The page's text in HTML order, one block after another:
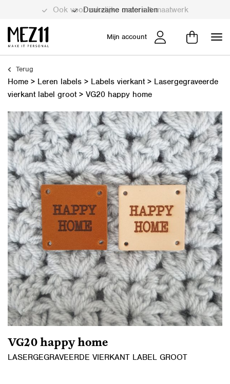
Duurzame materialen
Mijn account
Terug
Home > Leren labels > Labels vierkant> Lasergegraveerde
vierkant label groot> VG20 happy home
VG20 happy home
LASERGEGRAVEERDE VIERKANT LABEL GROOT